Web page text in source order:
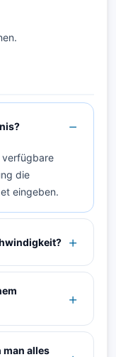
verfügbare
die
eingeben.
alles